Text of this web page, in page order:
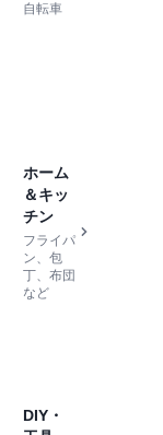
自転車
ホーム
＆キッ
チン
フライパ
ン、包
丁、布団
など
DIY・